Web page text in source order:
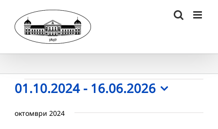
content
Събития
01.10.2024 - 16.06.2026
date.
октомври 2024